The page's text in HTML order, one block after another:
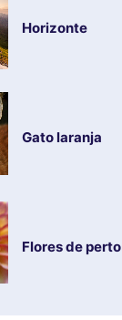
Horizonte
Gato laranja
Flores de perto